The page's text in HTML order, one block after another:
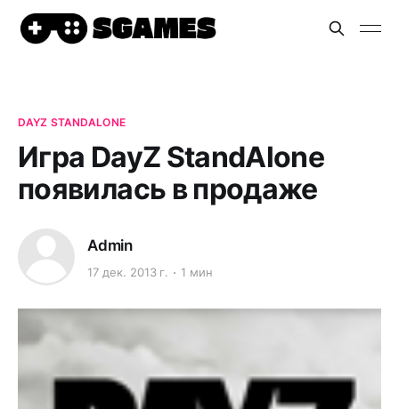
DAYZ STANDALONE
Игра DayZ StandAlone
появилась в продаже
Admin
17 дек. 2013 г. 1 мин